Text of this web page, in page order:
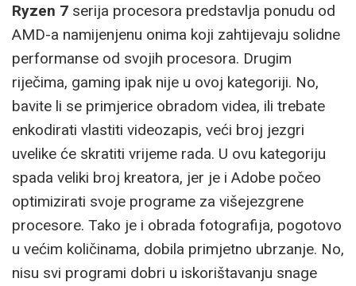
Ryzen 7 serija procesora predstavlja ponudu od
AMD-a namijenjenu onima koji zahtijevaju solidne
performanse od svojih procesora. Drugim
riječima, gaming ipak nije u ovoj kategoriji. No,
bavite li se primjerice obradom videa, ili trebate
enkodirati vlastiti videozapis, veći broj jezgri
uvelike će skratiti vrijeme rada. U ovu kategoriju
spada veliki broj kreatora, jer je i Adobe počeo
optimizirati svoje programe za višejezgrene
procesore. Tako je i obrada fotografija, pogotovo
u većim količinama, dobila primjetno ubrzanje. No,
nisu svi programi dobri u iskorištavanju snage